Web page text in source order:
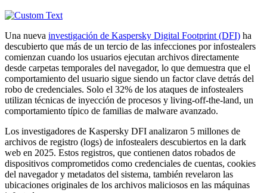
Una nueva investigación de Kaspersky Digital Footprint (DFI) ha
descubierto que más de un tercio de las infecciones por infostealers
comienzan cuando los usuarios ejecutan archivos directamente
desde carpetas temporales del navegador, lo que demuestra que el
comportamiento del usuario sigue siendo un factor clave detrás del
robo de credenciales. Solo el 32% de los ataques de infostealers
utilizan técnicas de inyección de procesos y living-off-the-land, un
comportamiento típico de familias de malware avanzado.
Los investigadores de Kaspersky DFI analizaron 5 millones de
archivos de registro (logs) de infostealers descubiertos en la dark
web en 2025. Estos registros, que contienen datos robados de
dispositivos comprometidos como credenciales de cuentas, cookies
del navegador y metadatos del sistema, también revelaron las
ubicaciones originales de los archivos maliciosos en las máquinas